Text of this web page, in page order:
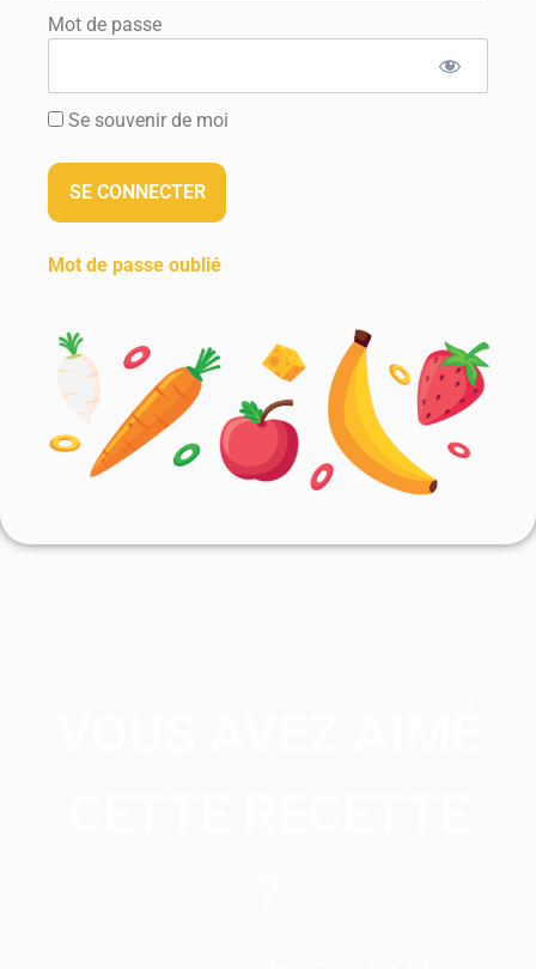
Mot de passe
Se souvenir de moi
Mot de passe oublié